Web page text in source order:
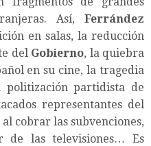
Así, Ferrández
en salas, la reducción
del Gobierno, la quiebra
en su cine, la tragedia
partidista de
representantes del
cobrar las subvenciones,
de las televisiones… Es